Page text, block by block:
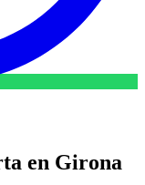
en Girona